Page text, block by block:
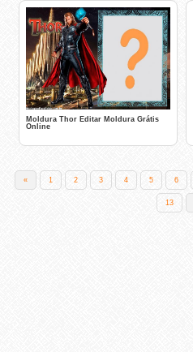
Moldura Thor Editar Moldura Grátis
Online
« 1 2 3 4 5 6
13